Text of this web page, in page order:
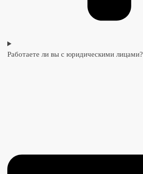
Работаете ли вы с юридическими лицами?